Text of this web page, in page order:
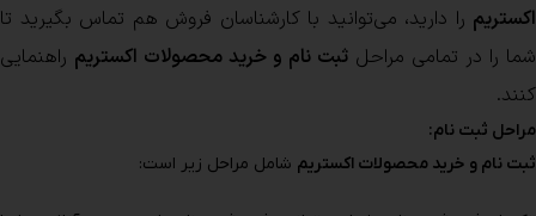
اکستریم را دارید، می‌توانید با کارشناسان فروش هم تماس بگیرید تا
شما را در تمامی مراحل ثبت نام و خرید محصولات اکستریم راهنمایی
کنند.
مراحل ثبت نام:
ثبت نام و خرید محصولات اکستریم شامل مراحل زیر است: